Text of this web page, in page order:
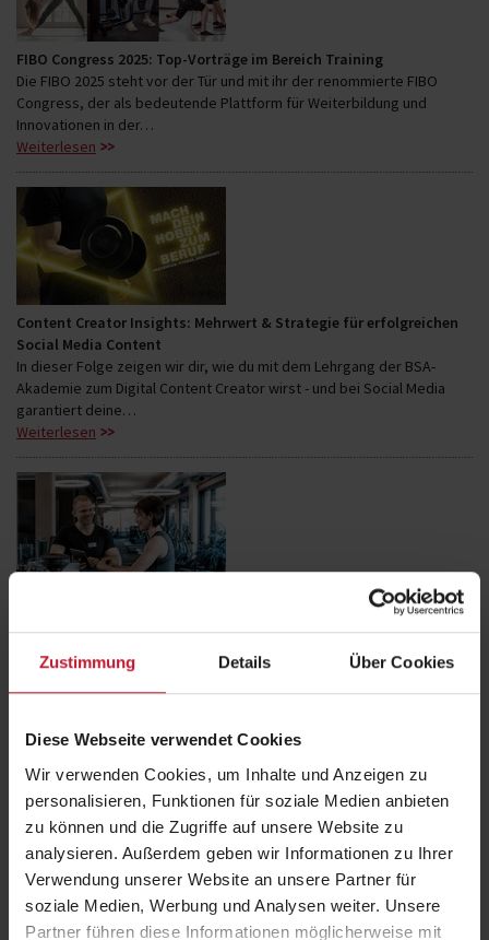
Zustimmung Details Über Cookies
Diese Webseite verwendet Cookies
Wir verwenden Cookies, um Inhalte und Anzeigen zu
personalisieren, Funktionen für soziale Medien anbieten
zu können und die Zugriffe auf unsere Website zu
analysieren. Außerdem geben wir Informationen zu Ihrer
Verwendung unserer Website an unsere Partner für
soziale Medien, Werbung und Analysen weiter. Unsere
Partner führen diese Informationen möglicherweise mit
FIBO Congress 2025: Top-Vorträge im Bereich Training
Die FIBO 2025 steht vor der Tür und mit ihr der renommierte FIBO
Congress, der als bedeutende Plattform für Weiterbildung und
Innovationen in der…
Weiterlesen
Content Creator Insights: Mehrwert & Strategie für erfolgreichen
Social Media Content
In dieser Folge zeigen wir dir, wie du mit dem Lehrgang der BSA-
Akademie zum Digital Content Creator wirst - und bei Social Media
garantiert deine…
Weiterlesen
Qualifiziert: offizielles Logo für BSA-Absolventen
Die BSA-Akademie bietet Absolventinnen und Absolventen die
Möglichkeit, ihre erfolgreiche Weiterbildung mit dem offiziellen BSA-
Qualifizierten-Logo zu…
FIBO Congress 2025: Entdecken Sie die neuesten Erkenntnisse im